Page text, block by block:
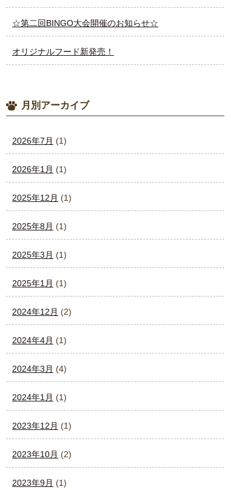
☆第二回BINGO大会開催のお知らせ☆
オリジナルフード新発売！
月別アーカイブ
2026年7月 (1)
2026年1月 (1)
2025年12月 (1)
2025年8月 (1)
2025年3月 (1)
2025年1月 (1)
2024年12月 (2)
2024年4月 (1)
2024年3月 (4)
2024年1月 (1)
2023年12月 (1)
2023年10月 (2)
2023年9月 (1)